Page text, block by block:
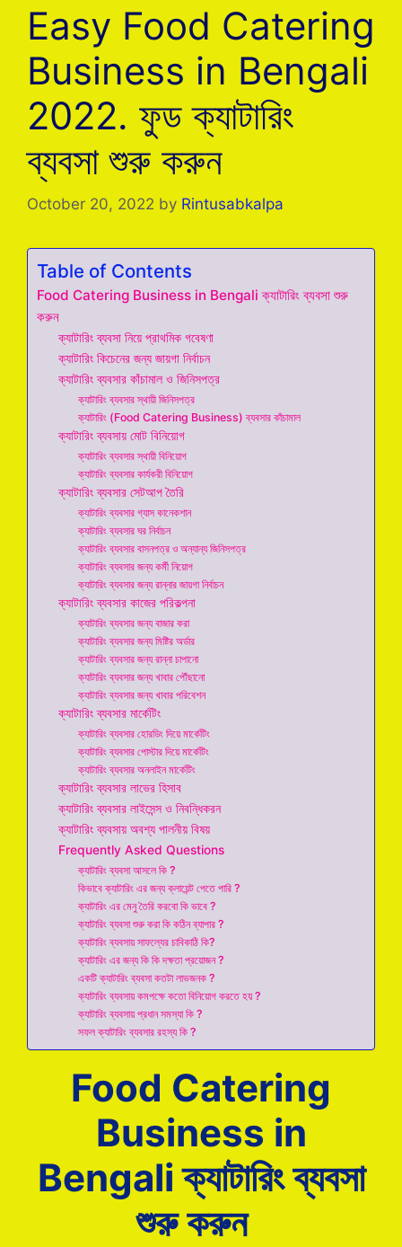
Easy Food Catering
Business in Bengali
2022. ফুড ক্যাটারিং
ব্যবসা শুরু করুন
October 20, 2022 by Rintusabkalpa
Table of Contents
Food Catering Business in Bengali ক্যাটারিং ব্যবসা শুরু
করুন
ক্যাটারিং ব্যবসা নিয়ে প্রাথমিক গবেষণা
ক্যাটারিং কিচেনের জন্য জায়গা নির্বাচন
ক্যাটারিং ব্যবসার কাঁচামাল ও জিনিসপত্র
ক্যাটারিং ব্যবসার স্থায়ী জিনিসপত্র
ক্যাটারিং (Food Catering Business) ব্যবসার কাঁচামাল
ক্যাটারিং ব্যবসায় মোট বিনিয়োগ
ক্যাটারিং ব্যবসার স্থায়ী বিনিয়োগ
ক্যাটারিং ব্যবসার কার্যকরী বিনিয়োগ
ক্যাটারিং ব্যবসার সেটআপ তৈরি
ক্যাটারিং ব্যবসার গ্যাস কানেকশান
ক্যাটারিং ব্যবসার ঘর নির্বাচন
ক্যাটারিং ব্যবসার বাসনপত্র ও অন্যান্য জিনিসপত্র
ক্যাটারিং ব্যবসার জন্য কর্মী নিয়োগ
ক্যাটারিং ব্যবসার জন্য রান্নার জায়গা নির্বাচন
ক্যাটারিং ব্যবসার কাজের পরিকল্পনা
ক্যাটারিং ব্যবসার জন্য বাজার করা
ক্যাটারিং ব্যবসার জন্য মিষ্টির অর্ডার
ক্যাটারিং ব্যবসার জন্য রান্না চাপানো
ক্যাটারিং ব্যবসার জন্য খাবার পৌঁছানো
ক্যাটারিং ব্যবসার জন্য খাবার পরিবেশন
ক্যাটারিং ব্যবসার মার্কেটিং
ক্যাটারিং ব্যবসার হোরডিং দিয়ে মার্কেটিং
ক্যাটারিং ব্যবসার পোস্টার দিয়ে মার্কেটিং
ক্যাটারিং ব্যবসার অনলাইন মার্কেটিং
ক্যাটারিং ব্যবসার লাভের হিসাব
ক্যাটারিং ব্যবসার লাইসেন্স ও নিবন্ধিকরন
ক্যাটারিং ব্যবসায় অবশ্য পালনীয় বিষয়
Frequently Asked Questions
ক্যাটারিং ব্যবসা আসলে কি ?
কিভাবে ক্যাটারিং এর জন্য ক্লায়েন্ট পেতে পারি ?
ক্যাটারিং এর মেনু তৈরি করবো কি ভাবে ?
ক্যাটারিং ব্যবসা শুরু করা কি কঠিন ব্যাপার ?
ক্যাটারিং ব্যবসায় সাফল্যের চাবিকাঠি কি?
ক্যাটারিং এর জন্য কি কি দক্ষতা প্রয়োজন ?
একটি ক্যাটারিং ব্যবসা কতটা লাভজনক ?
ক্যাটারিং ব্যবসায় কমপক্ষে কতো বিনিয়োগ করতে হয় ?
ক্যাটারিং ব্যবসায় প্রধান সমস্যা কি ?
সফল ক্যাটারিং ব্যবসার রহস্য কি ?
Food Catering
Business in
Bengali ক্যাটারিং ব্যবসা
শুরু করুন